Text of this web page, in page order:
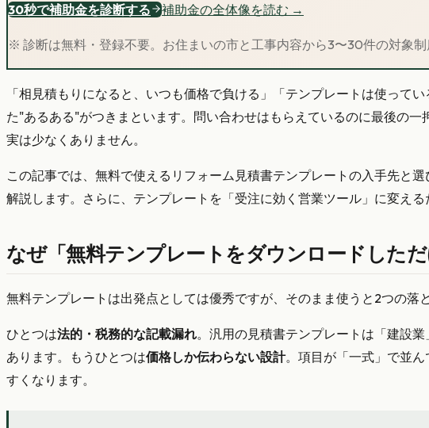
30秒で補助金を診断する 補助金の全体像を読む →
※ 診断は無料・登録不要。お住まいの市と工事内容から3〜30件の対象
「相見積もりになると、いつも価格で負ける」「テンプレートは使っ
た"あるある"がつきまといます。問い合わせはもらえているのに最後の
実は少なくありません。
この記事では、無料で使えるリフォーム見積書テンプレートの入手先と選
解説します。さらに、テンプレートを「受注に効く営業ツール」に変え
なぜ「無料テンプレートをダウンロードした
無料テンプレートは出発点としては優秀ですが、そのまま使うと2つの落
ひとつは法的・税務的な記載漏れ。汎用の見積書テンプレートは「建設
あります。もうひとつは価格しか伝わらない設計。項目が「一式」で並
すくなります。